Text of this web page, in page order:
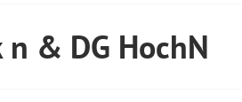
& DG HochN